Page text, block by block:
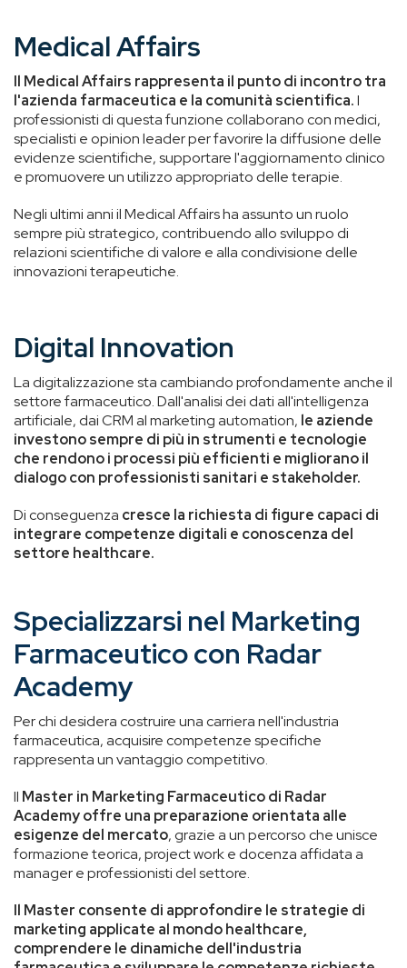
Medical Affairs
Il Medical Affairs rappresenta il punto di incontro tra
l'azienda farmaceutica e la comunità scientifica.I
professionisti di questa funzione collaborano con medici,
specialisti e opinion leader per favorire la diffusione delle
evidenze scientifiche, supportare l'aggiornamento clinico
e promuovere un utilizzo appropriato delle terapie.
Negli ultimi anni il Medical Affairs ha assunto un ruolo
sempre più strategico, contribuendo allo sviluppo di
relazioni scientifiche di valore e alla condivisione delle
innovazioni terapeutiche.
Digital Innovation
La digitalizzazione sta cambiando profondamente anche il
settore farmaceutico. Dall'analisi dei dati all'intelligenza
artificiale, dai CRM al marketing automation, le aziende
investono sempre di più in strumenti e tecnologie
che rendono i processi più efficienti e migliorano il
dialogo con professionisti sanitari e stakeholder.
Di conseguenza cresce la richiesta di figure capaci di
integrare competenze digitali e conoscenza del
settore healthcare.
Specializzarsi nel Marketing
Farmaceutico con Radar
Academy
Per chi desidera costruire una carriera nell'industria
farmaceutica, acquisire competenze specifiche
rappresenta un vantaggio competitivo.
Il Master in Marketing Farmaceutico di Radar
Academyoffre una preparazione orientata alle
esigenze del mercato, grazie a un percorso che unisce
formazione teorica, project work e docenza affidata a
manager e professionisti del settore.
Il Master consente di approfondire le strategie di
marketing applicate al mondo healthcare,
comprendere le dinamiche dell'industria